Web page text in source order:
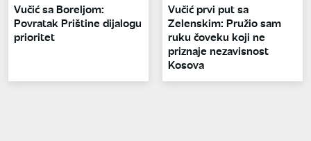
Vučić sa Boreljom:
Povratak Prištine dijalogu
prioritet
Vučić prvi put sa
Zelenskim: Pružio sam
ruku čoveku koji ne
priznaje nezavisnost
Kosova